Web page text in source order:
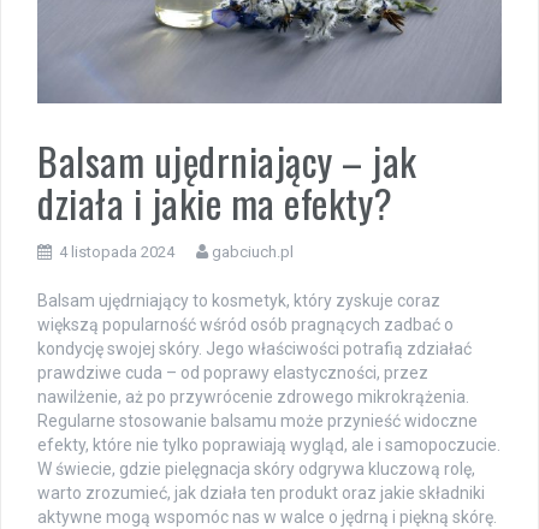
Balsam ujędrniający – jak
działa i jakie ma efekty?
4 listopada 2024 gabciuch.pl
Balsam ujędrniający to kosmetyk, który zyskuje coraz
większą popularność wśród osób pragnących zadbać o
kondycję swojej skóry. Jego właściwości potrafią zdziałać
prawdziwe cuda – od poprawy elastyczności, przez
nawilżenie, aż po przywrócenie zdrowego mikrokrążenia.
Regularne stosowanie balsamu może przynieść widoczne
efekty, które nie tylko poprawiają wygląd, ale i samopoczucie.
W świecie, gdzie pielęgnacja skóry odgrywa kluczową rolę,
warto zrozumieć, jak działa ten produkt oraz jakie składniki
aktywne mogą wspomóc nas w walce o jędrną i piękną skórę.